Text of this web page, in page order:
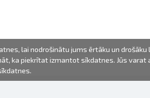
lai nodrošinātu jums ērtāku un
ka piekrītat izmantot sīkdatnes. Jūs